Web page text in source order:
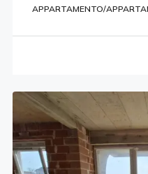
APPARTAMENTO/